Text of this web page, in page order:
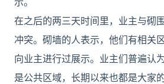
在之后的两三天时间里，业主与砌
冲突。砌墙的人表示，他们有相关
向业主进行过展示。业主们普遍认
是公共区域，长期以来也都是大家